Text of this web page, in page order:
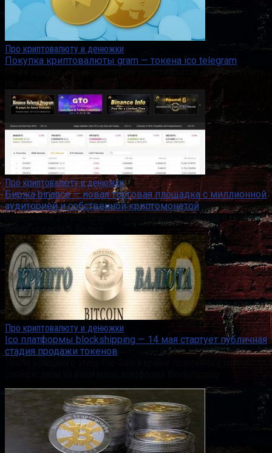
Про криптовалюту и денюжки
Покупка криптовалюты gram — токена ico telegram
Про криптовалюту и денюжки
Биржа binance — новая торговая площадка с миллионной
аудиторией и собственной криптомонетой
Содержание 2 Регистрация и верификация 3 Торговля 4 Ввод и
вывод средств 5 Binance
Про криптовалюту и денюжки
Ico платформы blockshipping — 14 мая стартует публичная
стадия продажи токенов